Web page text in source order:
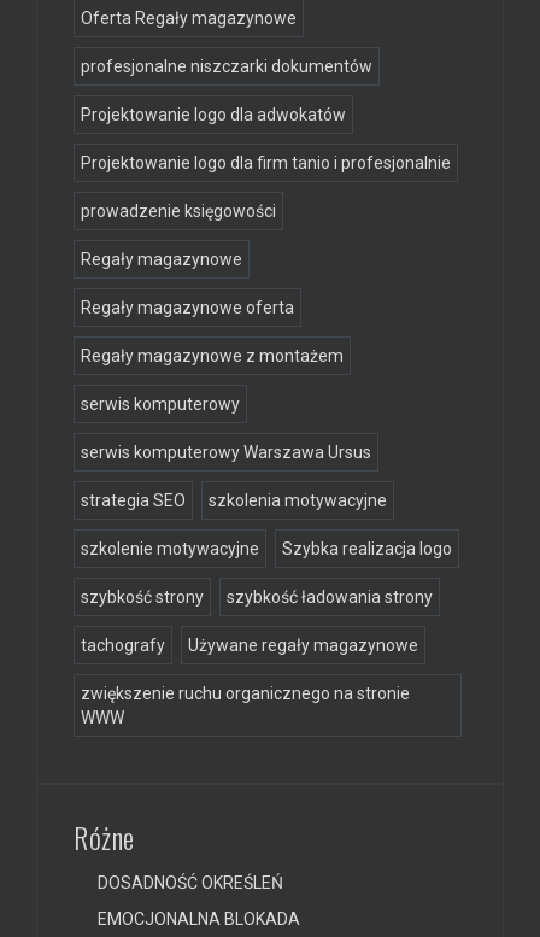
Oferta Regały magazynowe
profesjonalne niszczarki dokumentów
Projektowanie logo dla adwokatów
Projektowanie logo dla firm tanio i profesjonalnie
prowadzenie księgowości
Regały magazynowe
Regały magazynowe oferta
Regały magazynowe z montażem
serwis komputerowy
serwis komputerowy Warszawa Ursus
strategia SEO szkolenia motywacyjne
szkolenie motywacyjne Szybka realizacja logo
szybkość strony szybkość ładowania strony
tachografy Używane regały magazynowe
zwiększenie ruchu organicznego na stronie
WWW
Różne
DOSADNOŚĆ OKREŚLEŃ
EMOCJONALNA BLOKADA